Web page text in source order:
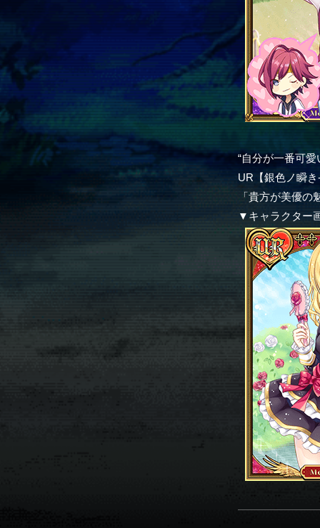
“自分が一番可愛
UR【銀色ノ瞬
「貴方が美優
▼キャラクター